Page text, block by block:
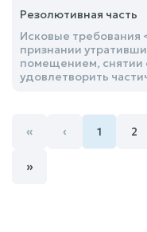
Резолютивная часть
Исковые
признании
помещением, снятии
удовлетворить
« ‹ 1 2
»